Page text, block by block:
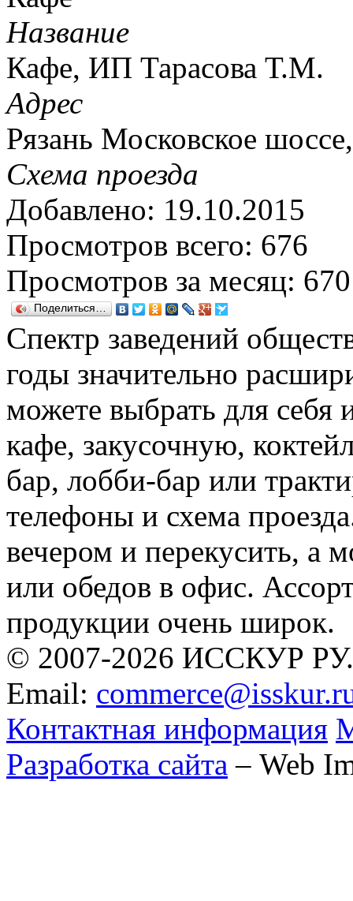
Название
Кафе, ИП Тарасова Т.М.
Адрес
Рязань Московское
Схема проезда
Добавлено: 19.10.2015
Просмотров всего: 676
Просмотров за месяц: 670
Поделиться…
Спектр заведений
годы значительно
можете выбрать для себя
кафе, закусочную,
бар, лобби-бар или
телефоны и схема
вечером и перекусить, а
или обедов в офис.
продукции очень широк.
© 2007-2026 ИССКУР РУ.
Email:
Контактная информация
Разработка сайта – Web